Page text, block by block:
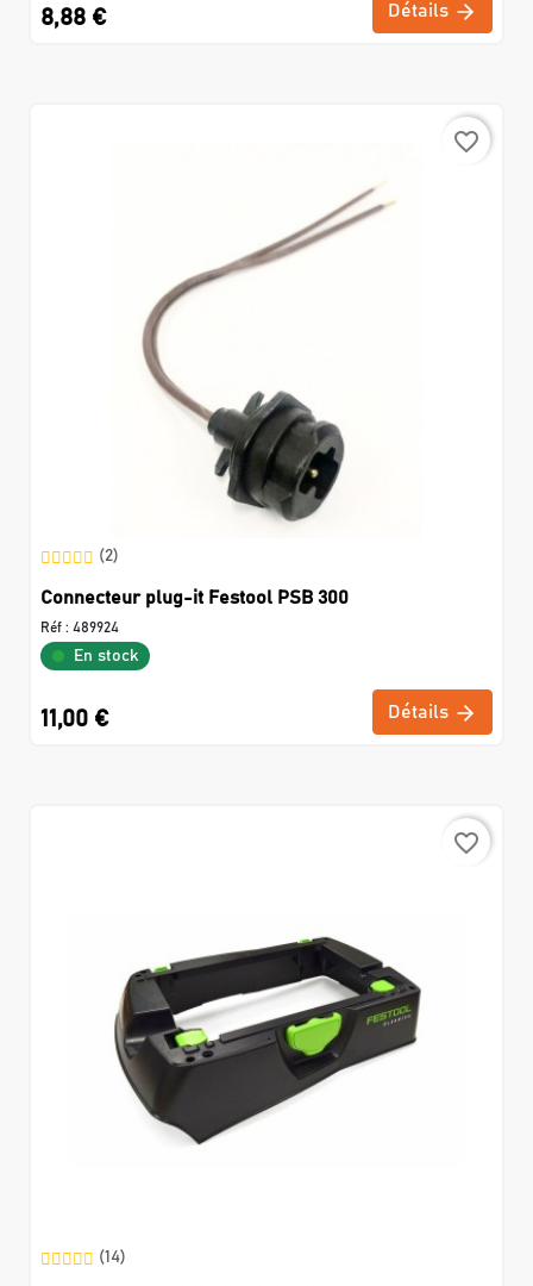
8,88 € Détails
favorite_border
(2)
Connecteur plug-it Festool PSB 300
Réf : 489924
En stock
11,00 € Détails
favorite_border
(14)